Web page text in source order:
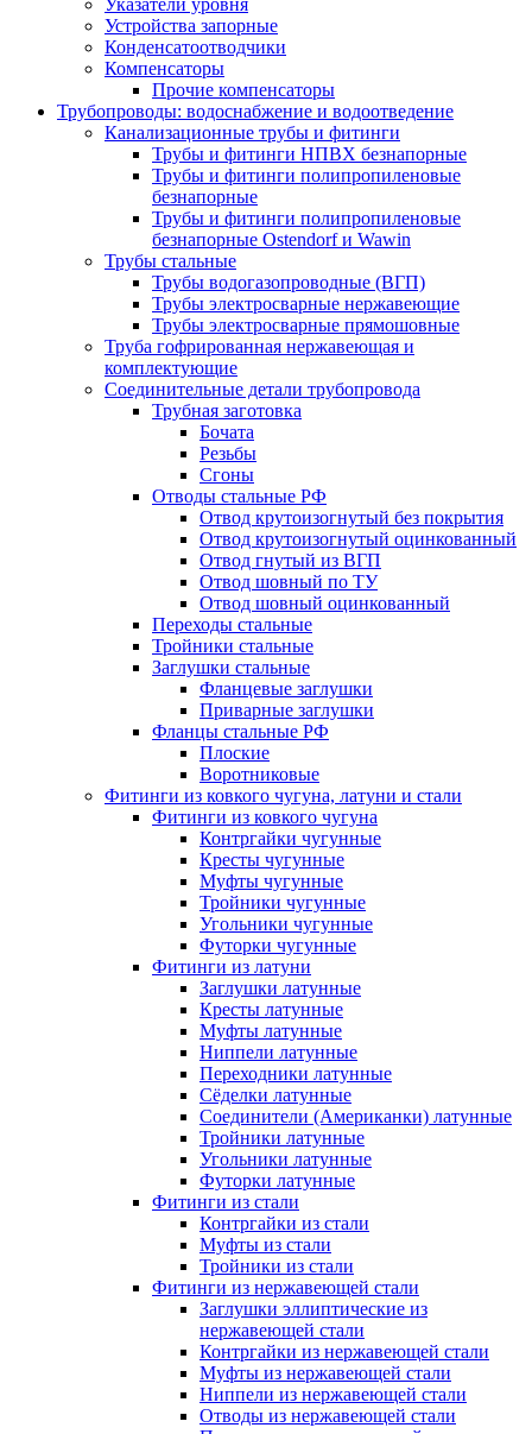
Указатели уровня
Устройства запорные
Конденсатоотводчики
Компенсаторы
Прочие компенсаторы
Трубопроводы: водоснабжение и водоотведение
Канализационные трубы и фитинги
Трубы и фитинги НПВХ безнапорные
Трубы и фитинги полипропиленовые
безнапорные
Трубы и фитинги полипропиленовые
безнапорные Ostendorf и Wawin
Трубы стальные
Трубы водогазопроводные (ВГП)
Трубы электросварные нержавеющие
Трубы электросварные прямошовные
Труба гофрированная нержавеющая и
комплектующие
Соединительные детали трубопровода
Трубная заготовка
Бочата
Резьбы
Сгоны
Отводы стальные РФ
Отвод крутоизогнутый без покрытия
Отвод крутоизогнутый оцинкованный
Отвод гнутый из ВГП
Отвод шовный по ТУ
Отвод шовный оцинкованный
Переходы стальные
Тройники стальные
Заглушки стальные
Фланцевые заглушки
Приварные заглушки
Фланцы стальные РФ
Плоские
Воротниковые
Фитинги из ковкого чугуна, латуни и стали
Фитинги из ковкого чугуна
Контргайки чугунные
Кресты чугунные
Муфты чугунные
Тройники чугунные
Угольники чугунные
Футорки чугунные
Фитинги из латуни
Заглушки латунные
Кресты латунные
Муфты латунные
Ниппели латунные
Переходники латунные
Сёделки латунные
Соединители (Американки) латунные
Тройники латунные
Угольники латунные
Футорки латунные
Фитинги из стали
Контргайки из стали
Муфты из стали
Тройники из стали
Фитинги из нержавеющей стали
Заглушки эллиптические из
нержавеющей стали
Контргайки из нержавеющей стали
Муфты из нержавеющей стали
Ниппели из нержавеющей стали
Отводы из нержавеющей стали